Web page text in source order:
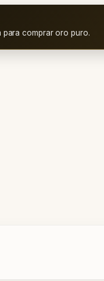
para comprar oro puro.